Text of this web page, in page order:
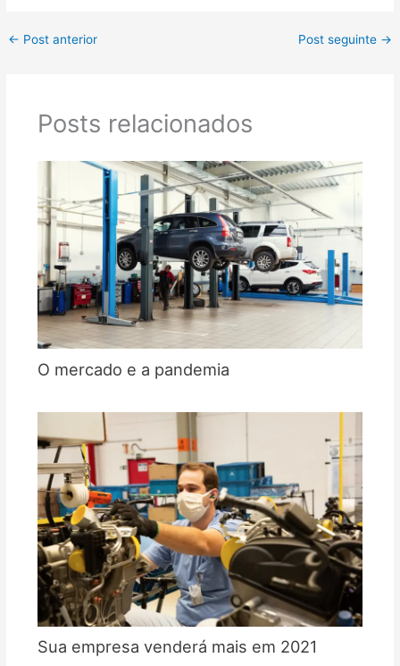
← Post anterior Post seguinte →
Posts relacionados
O mercado e a pandemia
Sua empresa venderá mais em 2021